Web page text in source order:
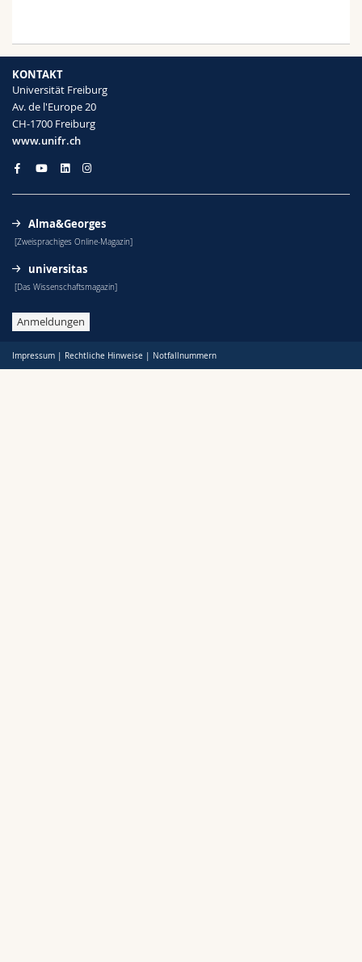
KONTAKT
Universität Freiburg
Av. de l'Europe 20
CH-1700 Freiburg
www.unifr.ch
Alma&Georges
[Zweisprachiges Online-Magazin]
universitas
[Das Wissenschaftsmagazin]
Anmeldungen
Impressum | Rechtliche Hinweise | Notfallnummern